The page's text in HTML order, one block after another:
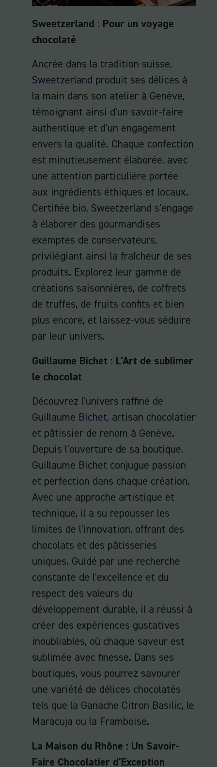
Sweetzerland : Pour un voyage
chocolaté
Ancrée dans la tradition suisse,
Sweetzerland produit ses délices à
la main dans son atelier à Genève,
témoignant ainsi d'un savoir-faire
authentique et d'un engagement
envers la qualité. Chaque confection
est minutieusement élaborée, avec
une attention particulière portée
aux ingrédients éthiques et locaux.
Certifiée bio, Sweetzerland s'engage
à élaborer des gourmandises
exemptes de conservateurs,
privilégiant ainsi la fraîcheur de ses
produits. Explorez leur gamme de
créations saisonnières, de coffrets
de truffes, de fruits confits et bien
plus encore, et laissez-vous séduire
par leur univers.
Guillaume Bichet : L'Art de sublimer
le chocolat
Découvrez l'univers raffiné de
Guillaume Bichet, artisan chocolatier
et pâtissier de renom à Genève.
Depuis l'ouverture de sa boutique,
Guillaume Bichet conjugue passion
et perfection dans chaque création.
Avec une approche artistique et
technique, il a su repousser les
limites de l'innovation, offrant des
chocolats et des pâtisseries
uniques. Guidé par une recherche
constante de l'excellence et du
respect des valeurs du
développement durable, il a réussi à
créer des expériences gustatives
inoubliables, où chaque saveur est
sublimée avec finesse. Dans ses
boutiques, vous pourrez savourer
une variété de délices chocolatés
tels que la Ganache Citron Basilic, le
Maracuja ou la Framboise.
La Maison du Rhône : Un Savoir-
Faire Chocolatier d'Exception